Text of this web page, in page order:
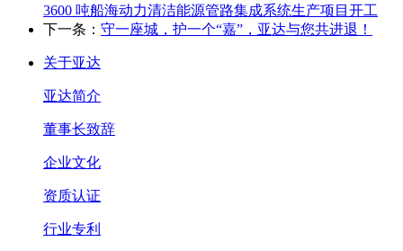
3600 吨船海动力清洁能源管路集成系统生产项目开工
下一条： 守一座城，护一个“嘉”，亚达与您共进退！
关于亚达
亚达简介
董事长致辞
企业文化
资质认证
行业专利